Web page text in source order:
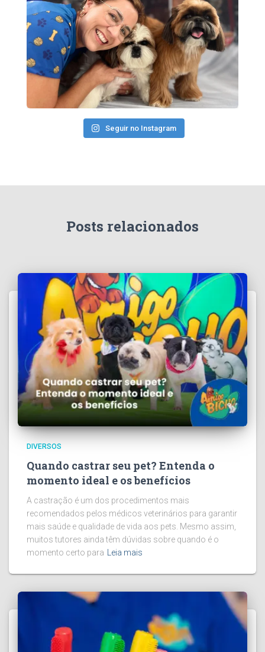
Seguir no Instagram
Posts relacionados
DIVERSOS
Quando castrar seu pet? Entenda o
momento ideal e os benefícios
A castração é um dos procedimentos mais
recomendados pelos médicos veterinários para garantir
mais saúde e qualidade de vida aos pets. Mesmo assim,
muitos tutores ainda têm dúvidas sobre quando é o
momento certo para
Leia mais